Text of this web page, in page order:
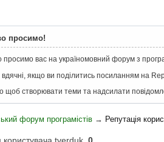
просимо!
просимо вас на україномовний форум з
якщо ви поділитись посиланням на
щоб створювати теми та надсилати
форум програмістів → Репутація
користувача tverduk 0